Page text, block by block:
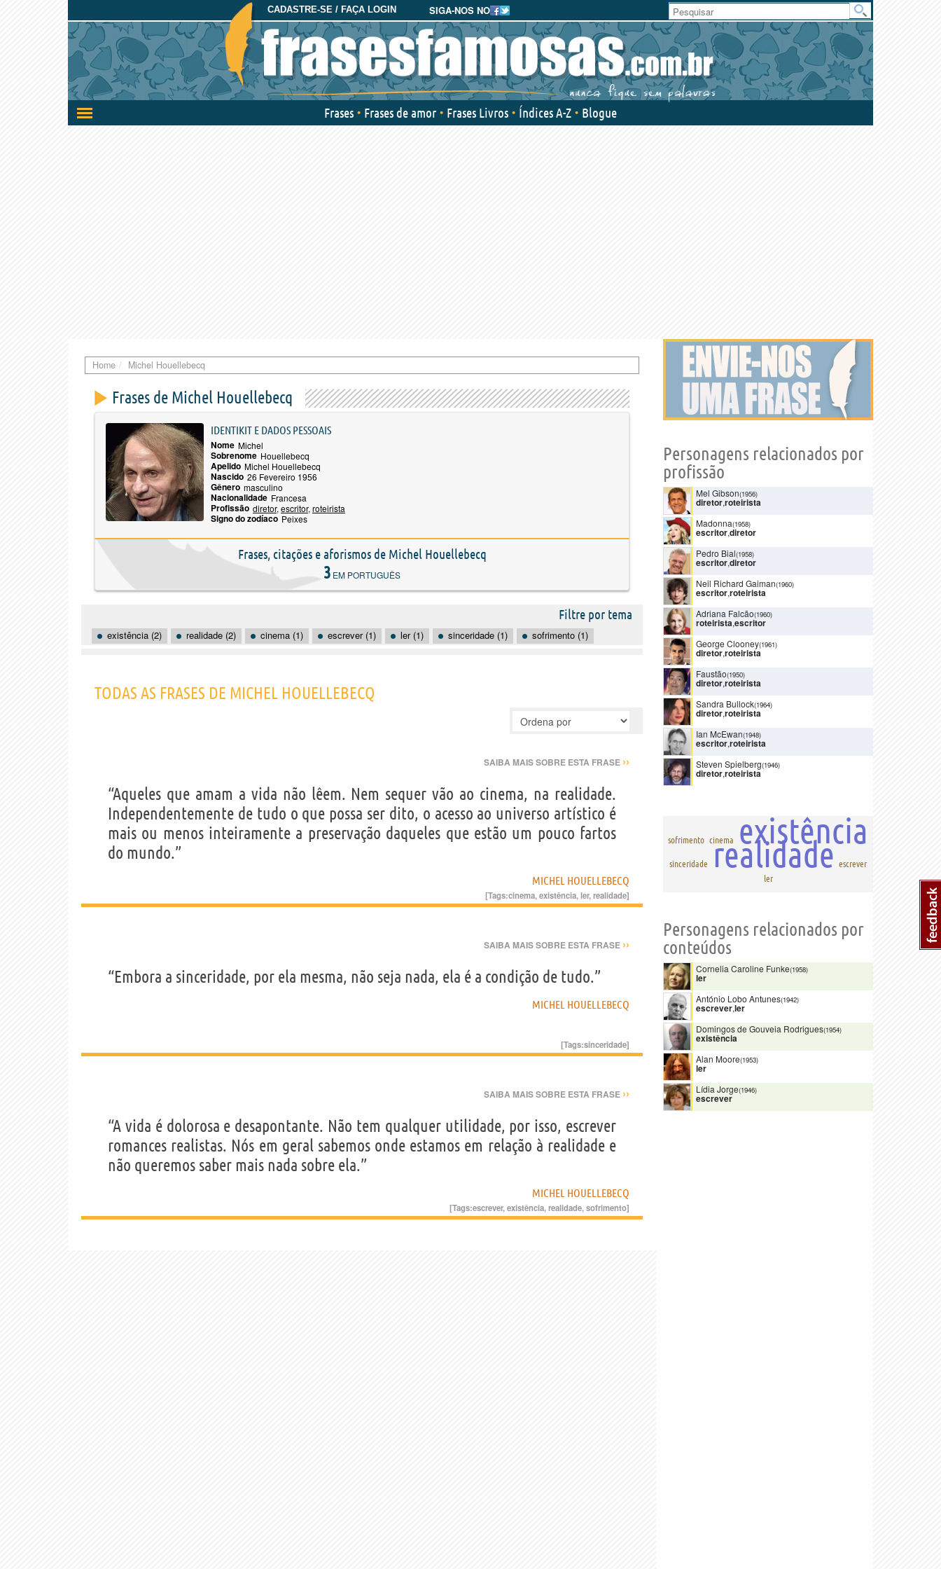
SIGA-NOS NO
CADASTRE-SE / FAÇA LOGIN
Ativar/desativar
a
Área
do
Usuário
Frases Frases de amor Frases Livros Índices A-Z Blogue
Home Michel Houellebecq
Frases de Michel Houellebecq
IDENTIKIT E DADOS PESSOAIS
Nome Michel
Sobrenome Houellebecq
Apelido Michel Houellebecq
Nascido 26 Fevereiro 1956
Gênero masculino
Nacionalidade Francesa
Profissão diretor, escritor, roteirista
Signo do zodíaco Peixes
Frases, citações e aforismos de Michel Houellebecq
3 EM PORTUGUÊS
Filtre por tema
existência (2) realidade (2) cinema (1) escrever (1) ler (1) sinceridade (1) sofrimento (1)
TODAS AS FRASES DE MICHEL HOUELLEBECQ
SAIBA MAIS SOBRE ESTA FRASE ››
“Aqueles que amam a vida não lêem. Nem sequer vão ao cinema, na realidade.
Independentemente de tudo o que possa ser dito, o acesso ao universo artístico é
mais ou menos inteiramente a preservação daqueles que estão um pouco fartos
do mundo.”
MICHEL HOUELLEBECQ
[Tags:cinema,existência,ler,realidade]
SAIBA MAIS SOBRE ESTA FRASE ››
“Embora a sinceridade, por ela mesma, não seja nada, ela é a condição de tudo.”
MICHEL HOUELLEBECQ
[Tags:sinceridade]
SAIBA MAIS SOBRE ESTA FRASE ››
“A vida é dolorosa e desapontante. Não tem qualquer utilidade, por isso, escrever
romances realistas. Nós em geral sabemos onde estamos em relação à realidade e
não queremos saber mais nada sobre ela.”
MICHEL HOUELLEBECQ
[Tags:escrever,existência,realidade,sofrimento]
Personagens relacionados por
profissão
Mel Gibson(1956)
diretor,roteirista
Madonna(1958)
escritor,diretor
Pedro Bial(1958)
escritor,diretor
Neil Richard Gaiman(1960)
escritor,roteirista
Adriana Falcão(1960)
roteirista,escritor
George Clooney(1961)
diretor,roteirista
Faustão(1950)
diretor,roteirista
Sandra Bullock(1964)
diretor,roteirista
Ian McEwan(1948)
escritor,roteirista
Steven Spielberg(1946)
diretor,roteirista
sofrimento cinema existência
sinceridade realidade escrever
ler
Personagens relacionados por
conteúdos
Cornelia Caroline Funke(1958)
ler
António Lobo Antunes(1942)
escrever,ler
Domingos de Gouveia Rodrigues(1954)
existência
Alan Moore(1953)
ler
Lídia Jorge(1946)
escrever